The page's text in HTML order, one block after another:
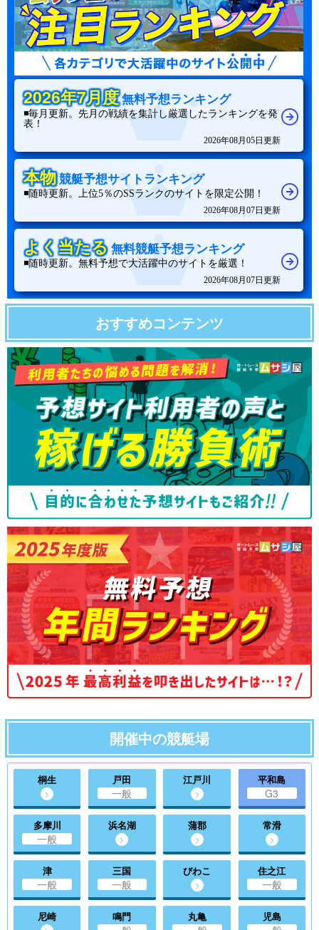
2026年7月度 無料予想ランキング
◾️毎月更新。先月の戦績を集計し厳選したランキングを発
表！
2026年08月05日更新
本物 競艇予想サイトランキング
◾️随時更新。上位5％のSSランクのサイトを限定公開！
2026年08月07日更新
よく当たる 無料競艇予想ランキング
◾️随時更新。無料予想で大活躍中のサイトを厳選！
2026年08月07日更新
おすすめコンテンツ
開催中の競艇場
桐生
>
戸田
一般
江戸川
>
平和島
G3
多摩川
一般
浜名湖
>
蒲郡
>
常滑
>
津
一般
三国
一般
びわこ
>
住之江
一般
尼崎 鳴門 丸亀 児島